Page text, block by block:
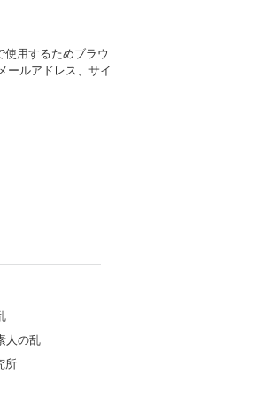
使用するためブラウ
ールアドレス、サイ
人の乱
所